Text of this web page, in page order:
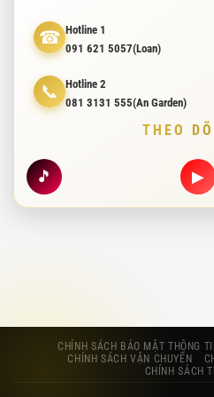
☎ Hotline 1
091 621 5057(Loan)
📞
Hotline 2
081 3131 555(An Garden)
THEO
🎵 ▶
CHÍNH SÁCH BẢO MẬT THÔNG
CHÍNH SÁCH VẬN CHUYỂN
CHÍNH SÁCH